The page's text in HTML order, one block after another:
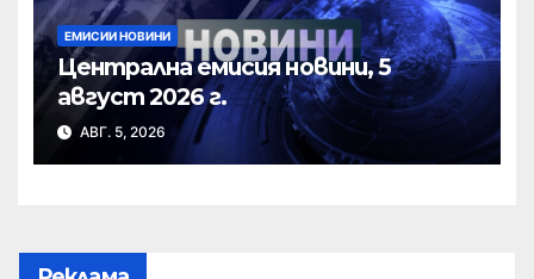
ЕМИСИИ НОВИНИ
Централна емисия новини, 5
август 2026 г.
АВГ. 5, 2026